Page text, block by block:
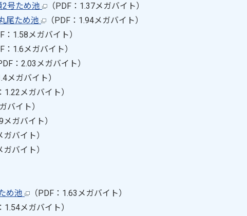
2号ため池
（PDF：1.37メガバイト）
尾ため池
（PDF：1.94メガバイト）
：1.58メガバイト）
：1.6メガバイト）
：2.03メガバイト）
メガバイト）
1.22メガバイト）
バイト）
メガバイト）
ガバイト）
ガバイト）
め池
（PDF：1.63メガバイト）
1.54メガバイト）